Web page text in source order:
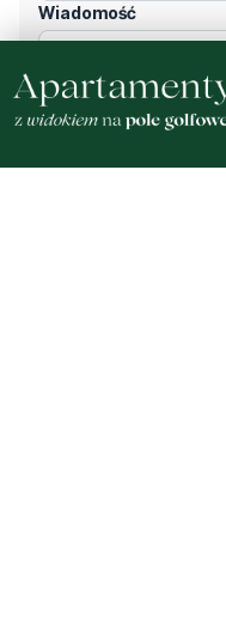
Wiadomość